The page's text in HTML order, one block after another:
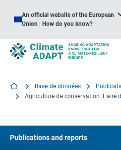
An official website of the European
Union | How do you know?
Base de données
Publications and reports